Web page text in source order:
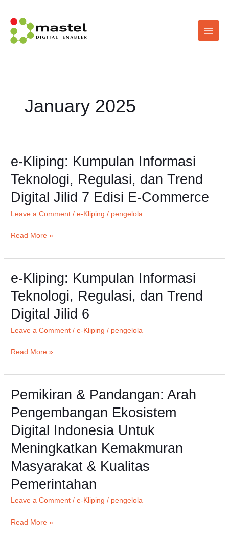
content
January 2025
e-Kliping: Kumpulan Informasi
Teknologi, Regulasi, dan Trend
Digital Jilid 7 Edisi E-Commerce
Leave a Comment /e-Kliping / pengelola
e-
Kumpulan
Informasi
Teknologi,
dan
Digital
Jilid
Edisi
E-
Read More »
e-Kliping: Kumpulan Informasi
Teknologi, Regulasi, dan Trend
Digital Jilid 6
Leave a Comment /e-Kliping / pengelola
e-
Kumpulan
Informasi
Teknologi,
dan
Digital
Jilid
Read More »
Pemikiran & Pandangan: Arah
Pengembangan Ekosistem
Digital Indonesia Untuk
Meningkatkan Kemakmuran
Masyarakat & Kualitas
Pemerintahan
Leave a Comment /e-Kliping / pengelola
Pemikiran
Pandangan:
Arah
Pengembangan
Ekosistem
Digital
Indonesia
Kemakmuran
Read More »